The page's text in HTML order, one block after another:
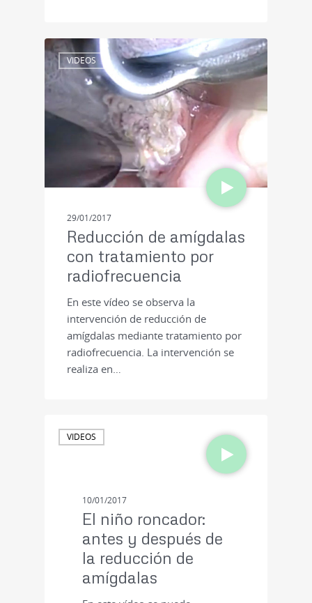
VIDEOS
29/01/2017
Reducción de amígdalas
con tratamiento por
radiofrecuencia
En este vídeo se observa la
intervención de reducción de
amígdalas mediante tratamiento por
radiofrecuencia. La intervención se
realiza en…
VIDEOS
10/01/2017
El niño roncador:
antes y después de
la reducción de
amígdalas